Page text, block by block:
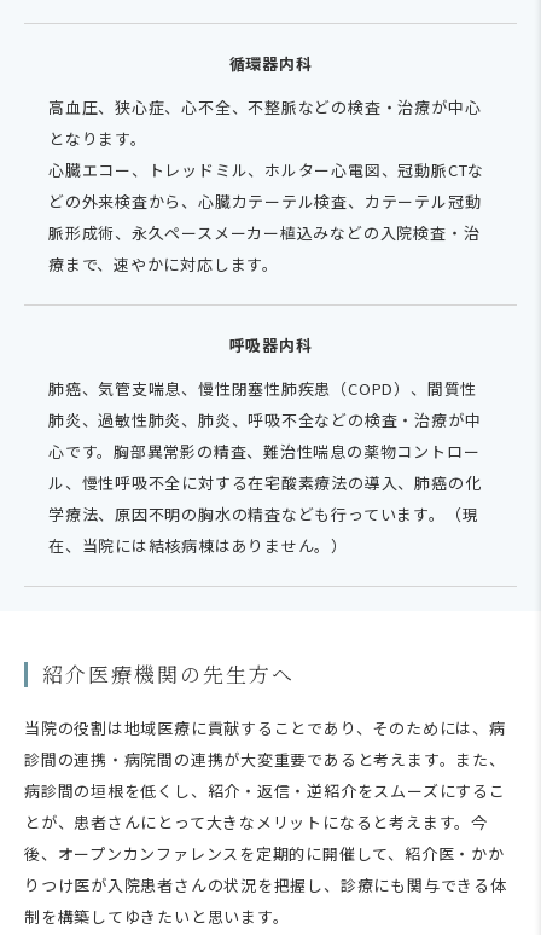
循環器内科
高血圧、狭心症、心不全、不整脈などの検査・治療が中心
となります。
心臓エコー、トレッドミル、ホルター心電図、冠動脈CTな
どの外来検査から、心臓カテーテル検査、カテーテル冠動
脈形成術、永久ペースメーカー植込みなどの入院検査・治
療まで、速やかに対応します。
呼吸器内科
肺癌、気管支喘息、慢性閉塞性肺疾患（COPD）、間質性
肺炎、過敏性肺炎、肺炎、呼吸不全などの検査・治療が中
心です。胸部異常影の精査、難治性喘息の薬物コントロー
ル、慢性呼吸不全に対する在宅酸素療法の導入、肺癌の化
学療法、原因不明の胸水の精査なども行っています。（現
在、当院には結核病棟はありません。）
紹介医療機関の先生方へ
当院の役割は地域医療に貢献することであり、そのためには、病
診間の連携・病院間の連携が大変重要であると考えます。また、
病診間の垣根を低くし、紹介・返信・逆紹介をスムーズにするこ
とが、患者さんにとって大きなメリットになると考えます。今
後、オープンカンファレンスを定期的に開催して、紹介医・かか
りつけ医が入院患者さんの状況を把握し、診療にも関与できる体
制を構築してゆきたいと思います。